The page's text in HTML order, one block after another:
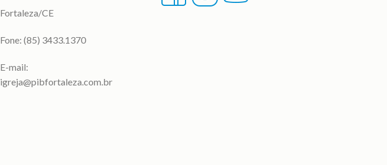
Fortaleza/CE
Fone: (85) 3433.1370
E-mail:
igreja@pibfortaleza.com.br